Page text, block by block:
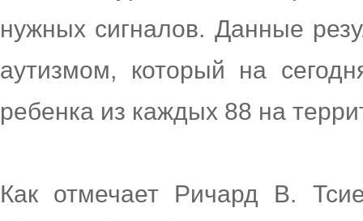
нужных сигналов. Данные
аутизмом, который на
ребенка из каждых 88 на
Как отмечает Ричард В.